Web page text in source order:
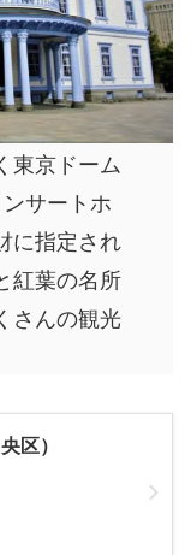
東京ドーム
サートホ
に指定され
紅葉の名所
さんの観光
区）